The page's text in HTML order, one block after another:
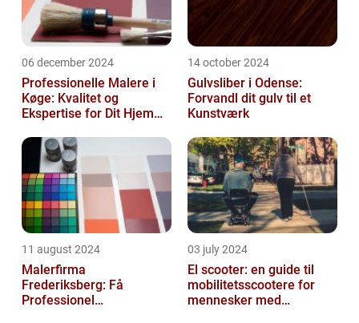
06 december 2024
Professionelle Malere i
Køge: Kvalitet og
Ekspertise for Dit Hjem
14 october 2024
Gulvsliber i Odense:
Forvandl dit gulv til et
Kunstværk
11 august 2024
Malerfirma
Frederiksberg: Få
Professionel
03 july 2024
El scooter: en guide til
mobilitetsscootere for
mennesker med